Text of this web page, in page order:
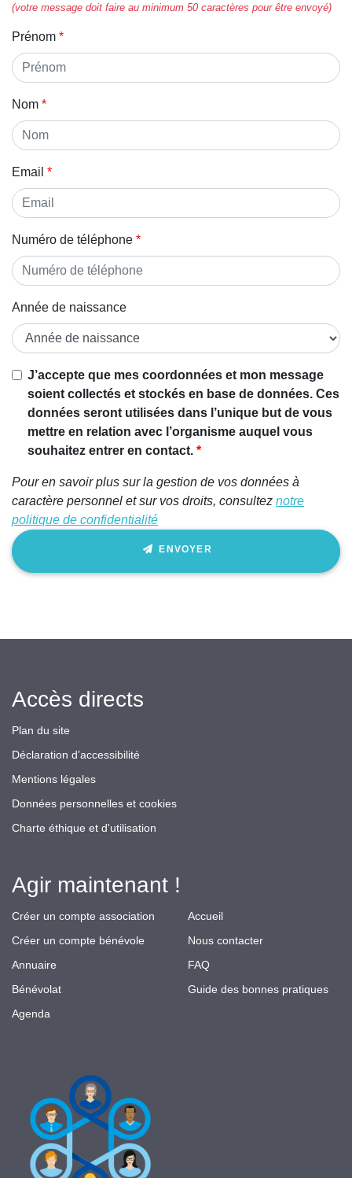
(votre message doit faire au minimum 50 caractères pour être envoyé)
Prénom
Nom
Email
Numéro de téléphone
Année de naissance
J’accepte que mes coordonnées et mon message
soient collectés et stockés en base de données. Ces
données seront utilisées dans l’unique but de vous
mettre en relation avec l’organisme auquel vous
souhaitez entrer en contact.
Pour en savoir plus sur la gestion de vos données à
caractère personnel et sur vos droits, consultez notre
politique de confidentialité
ENVOYER
Accès directs
Plan du site
Déclaration d’accessibilité
Mentions légales
Données personnelles et cookies
Charte éthique et d'utilisation
Agir maintenant !
Créer un compte association
Créer un compte bénévole
Annuaire
Bénévolat
Agenda
Accueil
Nous contacter
FAQ
Guide des bonnes pratiques